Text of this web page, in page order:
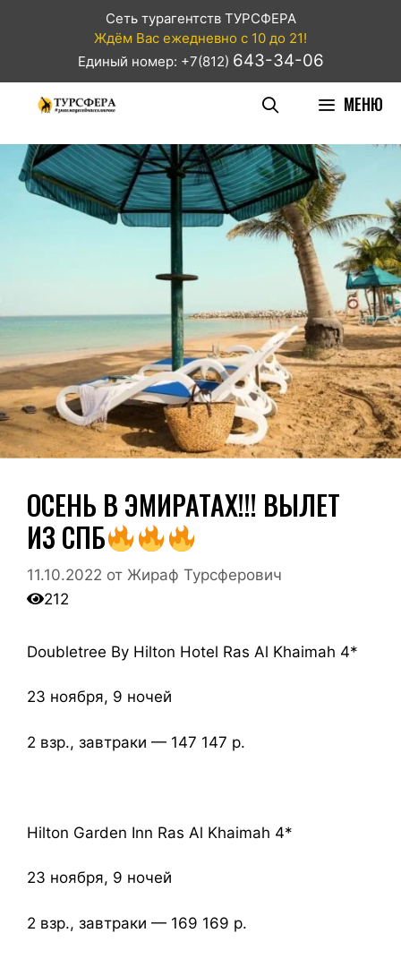
Сеть турагентств ТУРСФЕРА
Ждём Вас ежедневно с 10 до 21!
Единый номер: +7(812) 643-34-06
МЕНЮ
ОСЕНЬ В ЭМИРАТАХ!!! ВЫЛЕТ
ИЗ СПБ
11.10.2022 от Жираф Турсферович
212
Doubletree By Hilton Hotel Ras Al Khaimah 4*
23 ноября, 9 ночей
2 взр., завтраки — 147 147 р.
Hilton Garden Inn Ras Al Khaimah 4*
23 ноября, 9 ночей
2 взр., завтраки — 169 169 р.